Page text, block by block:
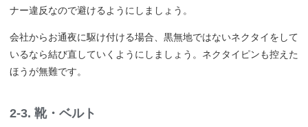
ナー違反なので避けるようにしましょう。
会社からお通夜に駆け付ける場合、黒無地ではないネクタイをして
いるなら結び直していくようにしましょう。ネクタイピンも控えた
ほうが無難です。
2-3. 靴・ベルト